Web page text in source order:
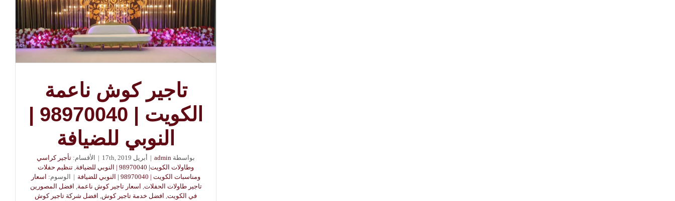
تاجير كوش ناعمة
الكويت | 98970040 |
النوبي للضيافة
بواسطة admin
| أبريل 17th, 2019 | الأقسام: تأجير كراسي
وطاولات الكويت| 98970040 | النوبي للضيافة
, تنظيم حفلات
ومناسبات الكويت | 98970040 | النوبي للضيافة
| الوسوم: اسعار
تاجير طاولات الحفلات, اسعار تاجير كوش ناعمة, افضل المصورين
في الكويت, افضل خدمة تاجير كوش, افضل شركة تاجير كوش